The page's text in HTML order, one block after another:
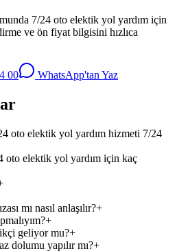
7/24 oto elektik yol yardım için
ve ön fiyat bilgisini hızlıca
00 WhatsApp'tan Yaz
oto elektik yol yardım hizmeti 7/24
oto elektik yol yardım için kaç
mı nasıl anlaşılır?+
+
geliyor mu?+
dolumu yapılır mı?+